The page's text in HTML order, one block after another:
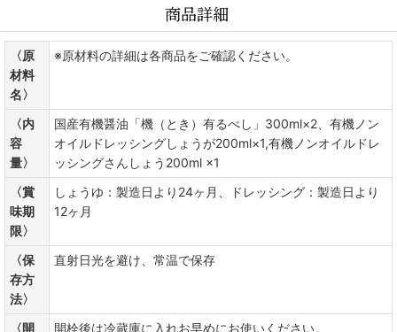
商品詳細
〈原
材料
名〉
※原材料の詳細は各商品をご確認ください。
〈内
容
量〉
国産有機醤油「機（とき）有るべし」300ml×2、有機ノン
オイルドレッシングしょうが200ml×1,有機ノンオイルドレ
ッシングさんしょう200ml ×1
〈賞
味期
限〉
しょうゆ：製造日より24ヶ月、ドレッシング：製造日より
12ヶ月
〈保
存方
法〉
直射日光を避け、常温で保存
〈開 開栓後は冷蔵庫に入れお早めにお使いください。